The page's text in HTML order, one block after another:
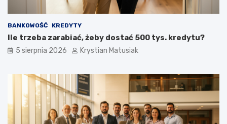
BANKOWOŚĆ KREDYTY
Ile trzeba zarabiać, żeby dostać 500 tys. kredytu?
5 sierpnia 2026 Krystian Matusiak